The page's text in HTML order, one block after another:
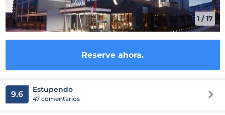
1 /17
Reserve ahora.
9.6 Estupendo
47 comentarios